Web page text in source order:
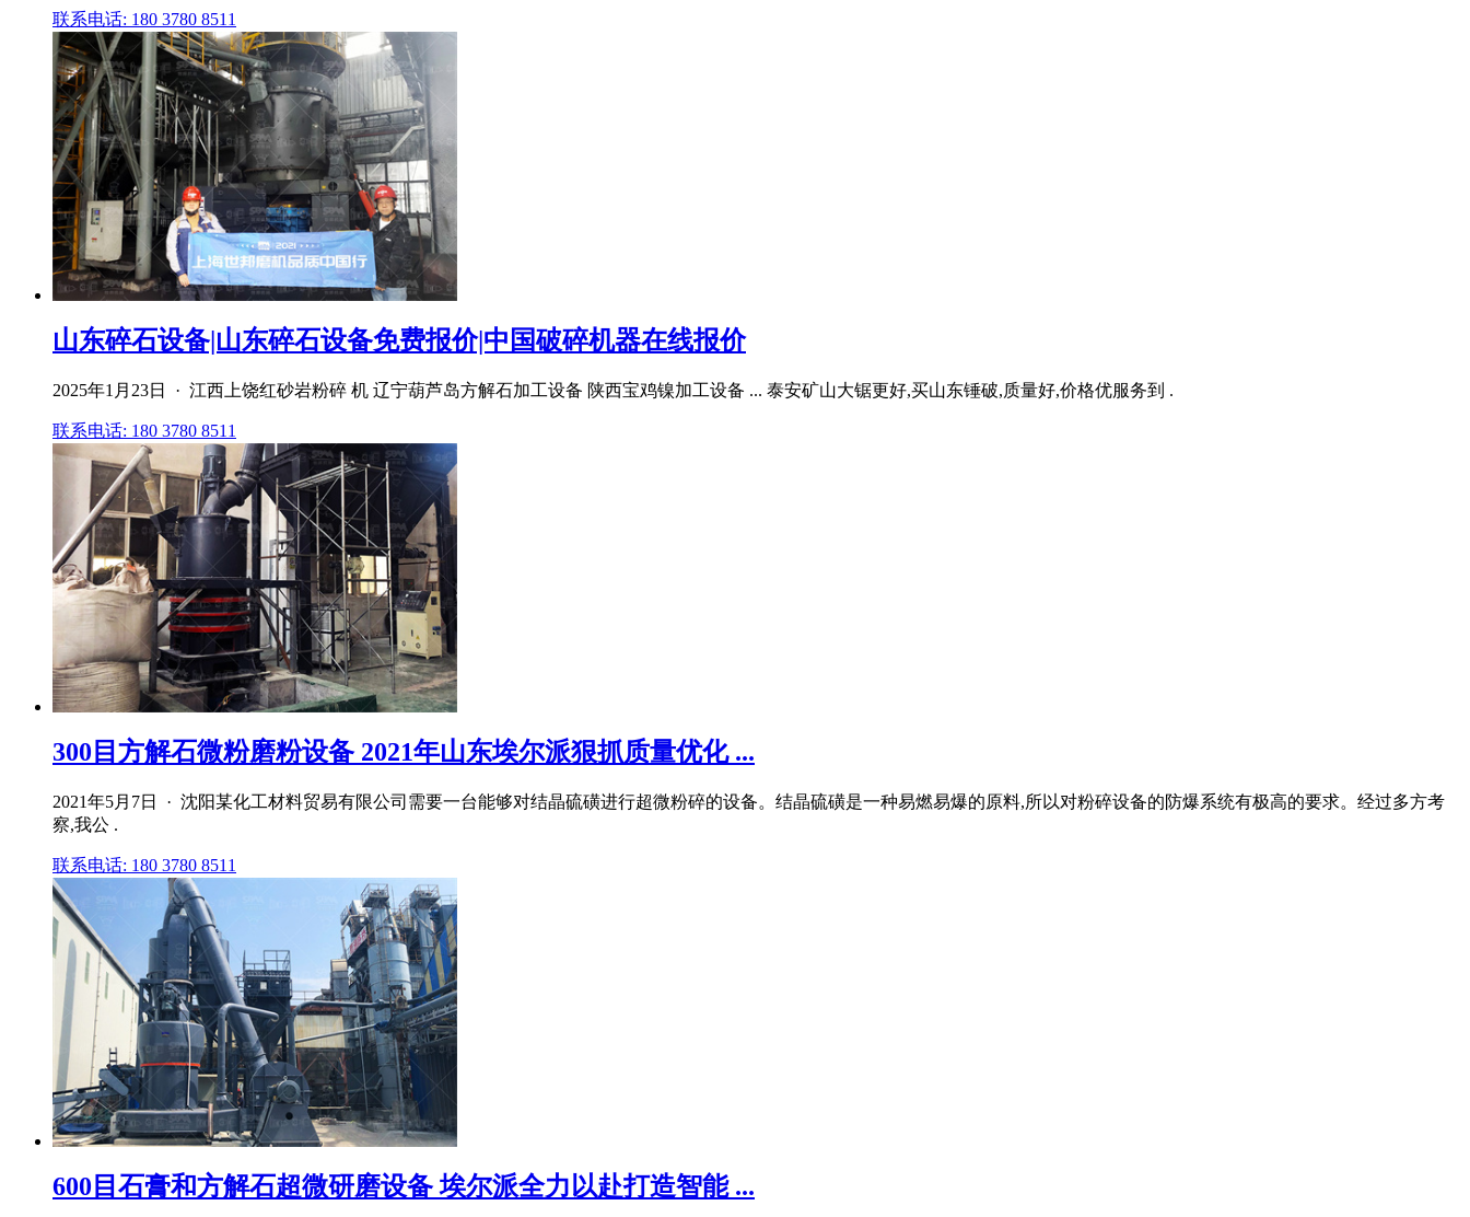
联系电话: 180 3780 8511
山东碎石设备|山东碎石设备免费报价|中国破碎机器在线报价
2025年1月23日 · 江西上饶红砂岩粉碎 机 辽宁葫芦岛方解石加工设备 陕西宝鸡镍加工设备 ... 泰安矿山大锯更好,买山东锤破,质量好,价格优服务到 .
联系电话: 180 3780 8511
300目方解石微粉磨粉设备 2021年山东埃尔派狠抓质量优化 ...
2021年5月7日 · 沈阳某化工材料贸易有限公司需要一台能够对结晶硫磺进行超微粉碎的设备。结晶硫磺是一种易燃易爆的原料,所以对粉碎设备的防爆系统有极高的要求。经过多方考
察,我公 .
联系电话: 180 3780 8511
600目石膏和方解石超微研磨设备 埃尔派全力以赴打造智能 ...